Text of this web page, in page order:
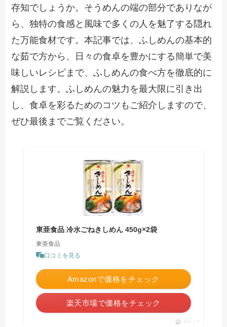
存知でしょうか。そうめんの端の部分でありなが
ら、独特の食感と風味で多くの人を魅了する隠れ
た万能食材です。本記事では、ふしめんの基本的
な茹で方から、日々の食卓を豊かにする簡単で美
味しいレシピまで、ふしめんの食べ方を徹底的に
解説します。ふしめんの魅力を最大限に引き出
し、食卓を彩るためのコツもご紹介しますので、
ぜひ最後までご覧ください。
東亜食品 冷水ごねきしめん 450g×2袋
東亜食品
口コミを見る
Amazonで価格をチェック
楽天市場で価格をチェック
ポチップ